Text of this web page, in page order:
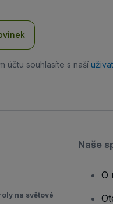
účtu souhlasíte s naší
na světové
Naše
O